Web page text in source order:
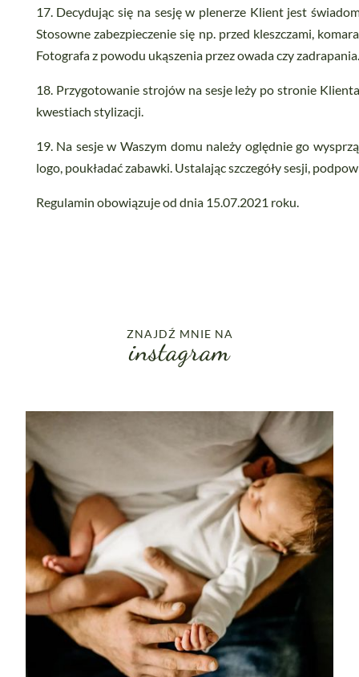
17. Decydując się na sesję w plenerze Klient jest
Stosowne zabezpieczenie się np. przed kleszczami,
Fotografa z powodu ukąszenia przez owada czy zadrapania.
18. Przygotowanie strojów na sesje leży po stronie
kwestiach stylizacji.
19. Na sesje w Waszym domu należy oględnie go
logo, poukładać zabawki. Ustalając szczegóły sesji,
Regulamin obowiązuje od dnia 15.07.2021 roku.
ZNAJDŹ MNIE NA
instagram